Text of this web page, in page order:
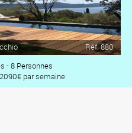
Réf. 880
- 8 Personnes
par semaine